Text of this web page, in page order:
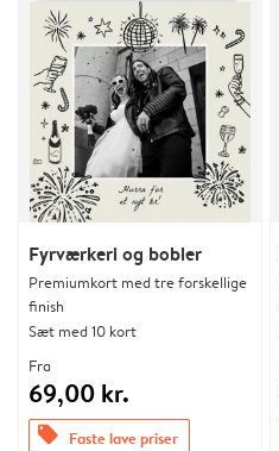
Fyrværkeri og bobler
Premiumkort med tre forskellige
finish
Sæt med 10 kort
Fra
69,00 kr.
offers Faste lave priser